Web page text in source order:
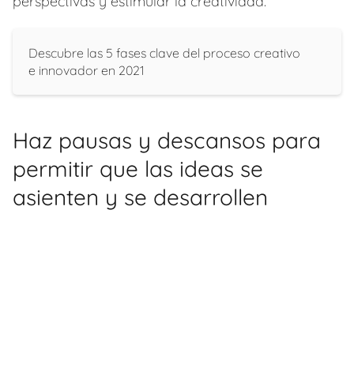
Descubre las 5 fases clave del proceso creativo
e innovador en 2021
Haz pausas y descansos para
permitir que las ideas se
asienten y se desarrollen